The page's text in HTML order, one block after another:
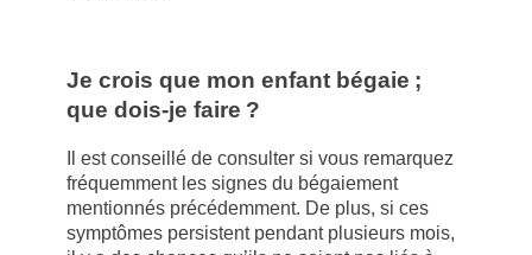
Je crois que mon enfant bégaie ;
que dois-je faire ?
Il est conseillé de consulter si vous remarquez
fréquemment les signes du bégaiement
mentionnés précédemment. De plus, si ces
symptômes persistent pendant plusieurs mois,